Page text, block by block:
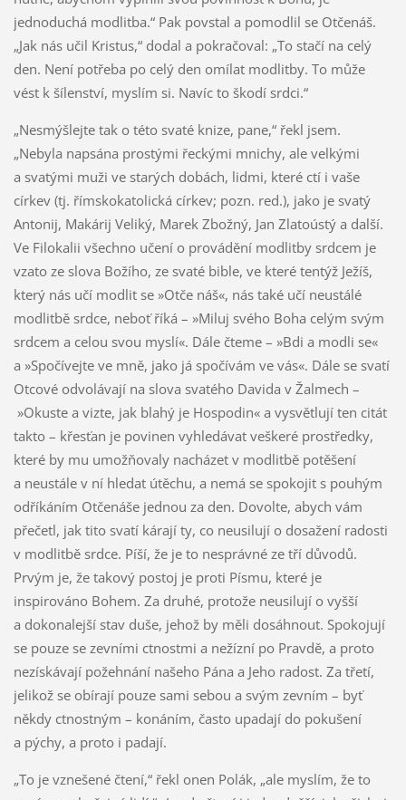
jednoduchá modlitba.“ Pak povstal a pomodlil se Otčenáš.
„Jak nás učil Kristus,“ dodal a pokračoval: „To stačí na celý
den. Není potřeba po celý den omílat modlitby. To může
vést k šílenství, myslím si. Navíc to škodí srdci.“
„Nesmýšlejte tak o této svaté knize, pane,“ řekl jsem.
„Nebyla napsána prostými řeckými mnichy, ale velkými
a svatými muži ve starých dobách, lidmi, které ctí i vaše
církev (tj. římskokatolická církev; pozn. red.), jako je svatý
Antonij, Makárij Veliký, Marek Zbožný, Jan Zlatoústý a další.
Ve Filokalii všechno učení o provádění modlitby srdcem je
vzato ze slova Božího, ze svaté bible, ve které tentýž Ježíš,
který nás učí modlit se »Otče náš«, nás také učí neustálé
modlitbě srdce, neboť říká – »Miluj svého Boha celým svým
srdcem a celou svou myslí«. Dále čteme – »Bdi a modli se«
a »Spočívejte ve mně, jako já spočívám ve vás«. Dále se svatí
Otcové odvolávají na slova svatého Davida v Žalmech –
»Okuste a vizte, jak blahý je Hospodin« a vysvětlují ten citát
takto – křesťan je povinen vyhledávat veškeré prostředky,
které by mu umožňovaly nacházet v modlitbě potěšení
a neustále v ní hledat útěchu, a nemá se spokojit s pouhým
odříkáním Otčenáše jednou za den. Dovolte, abych vám
přečetl, jak tito svatí kárají ty, co neusilují o dosažení radosti
v modlitbě srdce. Píší, že je to nesprávné ze tří důvodů.
Prvým je, že takový postoj je proti Písmu, které je
inspirováno Bohem. Za druhé, protože neusilují o vyšší
a dokonalejší stav duše, jehož by měli dosáhnout. Spokojují
se pouze se zevními ctnostmi a nežízní po Pravdě, a proto
nezískávají požehnání našeho Pána a Jeho radost. Za třetí,
jelikož se obírají pouze sami sebou a svým zevním – byť
někdy ctnostným – konáním, často upadají do pokušení
a pýchy, a proto i padají.
„To je vznešené čtení,“ řekl onen Polák, „ale myslím, že to